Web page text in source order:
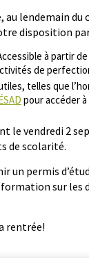
lendemain du
disposition par
à partir de
de
telles que
pour accéder
le vendredi 2
de scolarité.
un permis
sur les
rentrée!